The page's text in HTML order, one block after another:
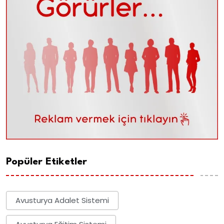
Popüler Etiketler
Avusturya Adalet Sistemi